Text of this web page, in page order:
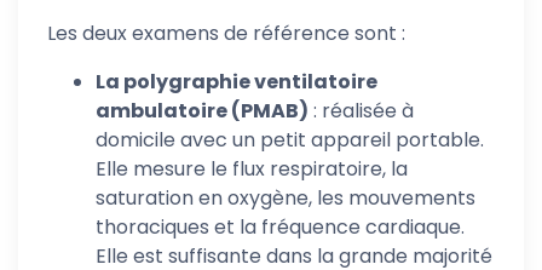
Les deux examens de référence sont :
La polygraphie ventilatoire
ambulatoire (PMAB) : réalisée à
domicile avec un petit appareil portable.
Elle mesure le flux respiratoire, la
saturation en oxygène, les mouvements
thoraciques et la fréquence cardiaque.
Elle est suffisante dans la grande majorité